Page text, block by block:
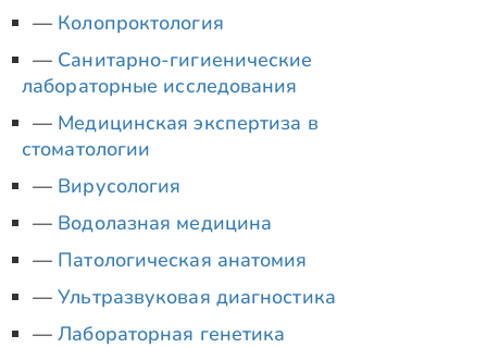
Колопроктология
Санитарно-гигиенические
лабораторные исследования
Медицинская экспертиза в
стоматологии
Вирусология
Водолазная медицина
Патологическая анатомия
Ультразвуковая диагностика
Лабораторная генетика